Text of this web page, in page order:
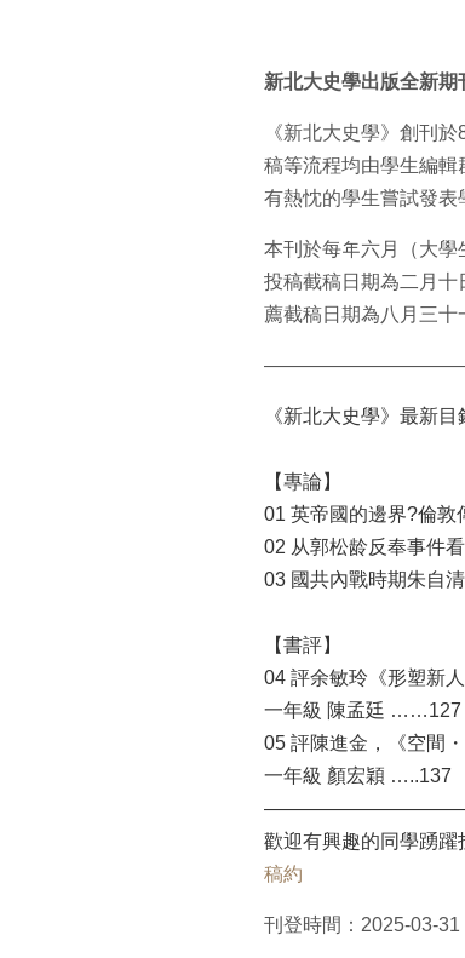
新北大史學出版全新期
《新北大史學》創刊
稿等流程均由學生編
有熱忱的學生嘗試發表
本刊於每年六月（大
投稿截稿日期為二月
薦截稿日期為八月三十
《新北大史學》最新
【專論】
01 英帝國的邊界?倫
02 从郭松龄反奉事件
03 國共內戰時期朱自
【書評】
04 評余敏玲《形塑新
一年級 陳孟廷 ……127
05 評陳進金，《空間
一年級 顏宏穎 …..137
歡迎有興趣的同學踴躍
稿約
刊登時間：2025-03-31